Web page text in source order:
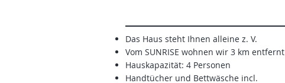
Das Haus steht Ihnen alleine z. V.
Vom SUNRISE wohnen wir 3 km entfernt
Hauskapazität: 4 Personen
Handtücher und Bettwäsche incl.